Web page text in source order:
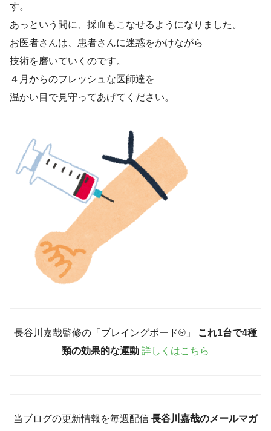
す。
あっという間に、採血もこなせるようになりました。
お医者さんは、患者さんに迷惑をかけながら
技術を磨いていくのです。
４月からのフレッシュな医師達を
温かい目で見守ってあげてください。
長谷川嘉哉監修の「ブレイングボード®︎」
これ1台で4種
類の効果的な運動 詳しくはこちら
当ブログの更新情報を毎週配信 長谷川嘉哉のメールマガ